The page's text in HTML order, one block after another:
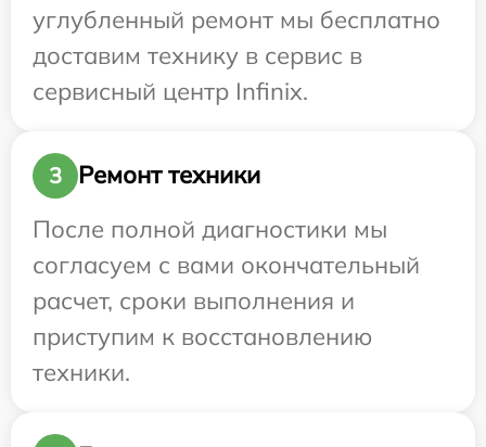
углубленный ремонт мы бесплатно
доставим технику в сервис в
сервисный центр Infinix.
3
Ремонт техники
После полной диагностики мы
согласуем с вами окончательный
расчет, сроки выполнения и
приступим к восстановлению
техники.